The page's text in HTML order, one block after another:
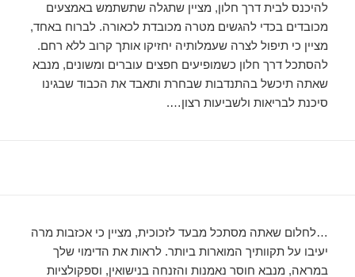
להיכנס לבית דרך חלון, מציין שתגלה שתשתמש באמצעים
מכובדים בכדי להגשים מטרה מכובדת לכאורה. לברוח באחד,
מציין כי תיפול לצרה שעמלותיה יחזיקו אותך קרוב ללא רחם.
להסתכל דרך חלון כשמופיעים חפצים עוברים ומשונים, מנבא
שאתה תיכשל בהתנדבות שבחרת ותאבד את הכבוד שבגינו
סיכנת לבריאות ולשביעות רצון….
…לחלום שאתה מסתכל מבעד לזכוכית, מציין כי אכזבות מרה
יעיבו על תקוותיך המוארות ביותר. לראות את הדימוי שלך
במראה, מנבא חוסר נאמנות והזנחה בנישואין, וספקולציות